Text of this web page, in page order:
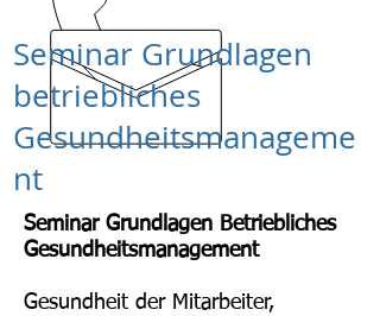
Seminar Grundlagen
betriebliches
Gesundheitsmanageme
nt
Seminar Grundlagen Betriebliches
Gesundheitsmanagement
Gesundheit der Mitarbeiter,